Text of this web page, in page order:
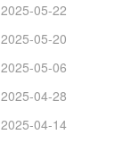
2025-05-22
2025-05-20
2025-05-06
2025-04-28
2025-04-14